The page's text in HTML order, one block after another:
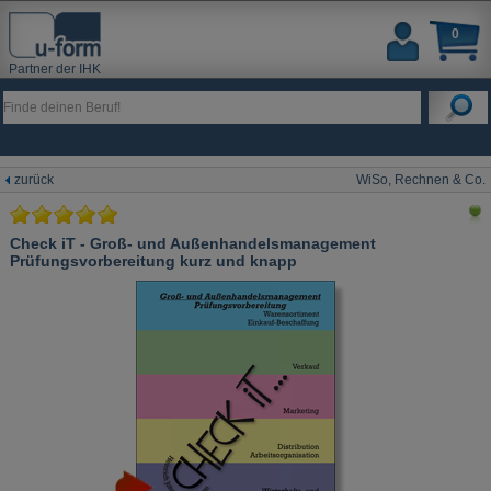
Partner der IHK
0
zurück WiSo, Rechnen & Co.
Check iT - Groß- und Außenhandelsmanagement
Prüfungsvorbereitung kurz und knapp